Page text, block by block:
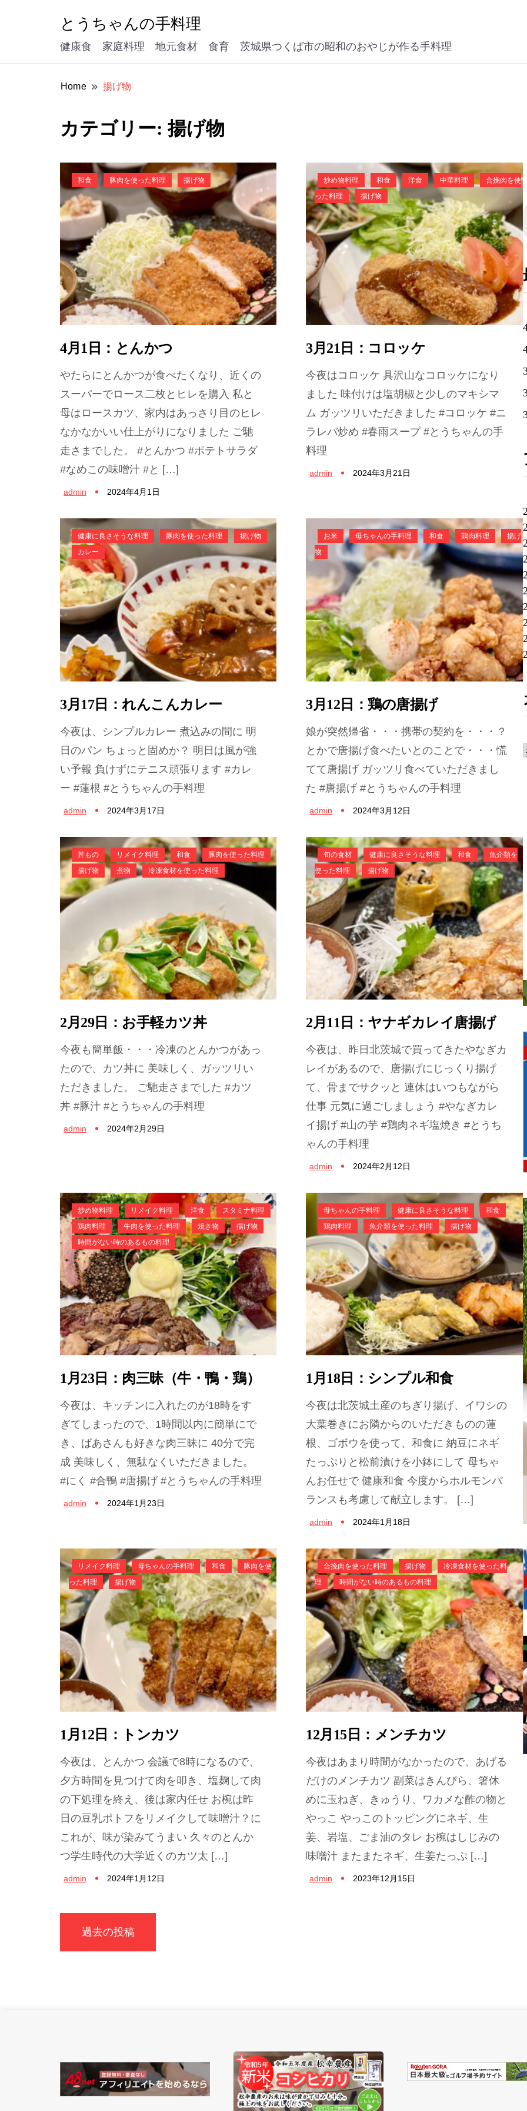
とうちゃんの手料理
健康食 家庭料理 地元食材 食育 茨城県つくば市の昭和のおやじが作る手料理
Home 揚げ物
カテゴリー:揚げ物
和食 豚肉を使った料理 揚げ物
4月1日：とんかつ
やたらにとんかつが食べたくなり、近くの
スーパーでロース二枚とヒレを購入 私と
母はロースカツ、家内はあっさり目のヒレ
なかなかいい仕上がりになりました ご馳
走さまでした。 #とんかつ #ポテトサラダ
#なめこの味噌汁 #と […]
admin 2024年4月1日
炒め物料理 和食 洋食 中華料理
合挽肉を使
った料理
揚げ物
3月21日：コロッケ
今夜はコロッケ 具沢山なコロッケになり
ました 味付けは塩胡椒と少しのマキシマ
ム ガッツリいただきました #コロッケ #ニ
ラレバ炒め #春雨スープ #とうちゃんの手
料理
admin 2024年3月21日
健康に良さそうな料理 豚肉を使った料理
揚げ物
カレー
3月17日：れんこんカレー
今夜は、シンプルカレー 煮込みの間に 明
日のパン ちょっと固めか？ 明日は風が強
い予報 負けずにテニス頑張ります #カレ
ー #蓮根 #とうちゃんの手料理
admin 2024年3月17日
お米 母ちゃんの手料理 和食 鶏肉料理
揚げ
物
3月12日：鶏の唐揚げ
娘が突然帰省・・・携帯の契約を・・・？
とかで唐揚げ食べたいとのことで・・・慌
てて唐揚げ ガッツリ食べていただきまし
た #唐揚げ #とうちゃんの手料理
admin 2024年3月12日
丼もの リメイク料理 和食
豚肉を使った料理
揚げ物
煮物 冷凍食材を使った料理
2月29日：お手軽カツ丼
今夜も簡単飯・・・冷凍のとんかつがあっ
たので、カツ丼に 美味しく、ガッツリい
ただきました。 ご馳走さまでした #カツ
丼 #豚汁 #とうちゃんの手料理
admin 2024年2月29日
旬の食材 健康に良さそうな料理 和食
魚介類を
使った料理
揚げ物
2月11日：ヤナギカレイ唐揚げ
今夜は、昨日北茨城で買ってきたやなぎカ
レイがあるので、唐揚げにじっくり揚げ
て、骨までサクッと 連休はいつもながら
仕事 元気に過ごしましょう #やなぎカレ
イ揚げ #山の芋 #鶏肉ネギ塩焼き #とうち
ゃんの手料理
admin 2024年2月12日
炒め物料理 リメイク料理 洋食
スタミナ料理
鶏肉料理
牛肉を使った料理 焼き物
揚げ物
時間がない時のあるもの料理
1月23日：肉三昧（牛・鴨・鶏）
今夜は、キッチンに入れたのが18時をす
ぎてしまったので、1時間以内に簡単にで
き、ばあさんも好きな肉三昧に 40分で完
成 美味しく、無駄なくいただきました。
#にく #合鴨 #唐揚げ #とうちゃんの手料理
admin 2024年1月23日
母ちゃんの手料理 健康に良さそうな料理
和食
鶏肉料理
魚介類を使った料理 揚げ物
1月18日：シンプル和食
今夜は北茨城土産のちぎり揚げ、イワシの
大葉巻きにお隣からのいただきものの蓮
根、ゴボウを使って、和食に 納豆にネギ
たっぷりと松前漬けを小鉢にして 母ちゃ
んお任せで 健康和食 今度からホルモンバ
ランスも考慮して献立します。 […]
admin 2024年1月18日
リメイク料理 母ちゃんの手料理 和食
豚肉を使
った料理
揚げ物
1月12日：トンカツ
今夜は、とんかつ 会議で8時になるので、
夕方時間を見つけて肉を叩き、塩麹して肉
の下処理を終え、後は家内任せ お椀は昨
日の豆乳ポトフをリメイクして味噌汁？に
これが、味が染みてうまい 久々のとんか
つ学生時代の大学近くのカツ太 […]
admin 2024年1月12日
合挽肉を使った料理 揚げ物
冷凍食材を使った料
理
時間がない時のあるもの料理
12月15日：メンチカツ
今夜はあまり時間がなかったので、あげる
だけのメンチカツ 副菜はきんぴら、箸休
めに玉ねぎ、きゅうり、ワカメな酢の物と
やっこ やっこのトッピングにネギ、生
姜、岩塩、ごま油のタレ お椀はしじみの
味噌汁 またまたネギ、生姜たっぷ […]
admin 2023年12月15日
稿
シ
ョ
過去の投稿